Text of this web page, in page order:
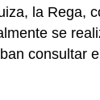
la Rega,
se
consultar